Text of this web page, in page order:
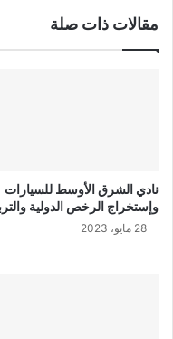
مقالات ذات صلة
نادي الشرق الأوسط للسيارات
وإستخراج الرخص الدولية
28 مايو، 2023